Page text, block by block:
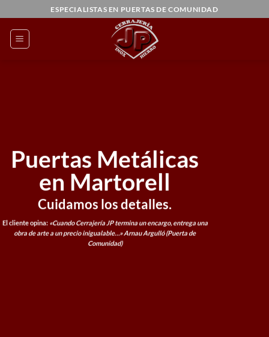
al
contenido
ESPECIALISTAS EN PUERTAS DE COMUNIDAD
Puertas Metálicas
en Martorell
Cuidamos los detalles.
El cliente opina: «Cuando Cerrajería JP termina un encargo, entrega una
obra de arte a un precio inigualable…»Arnau Argulló (Puerta de
Comunidad)